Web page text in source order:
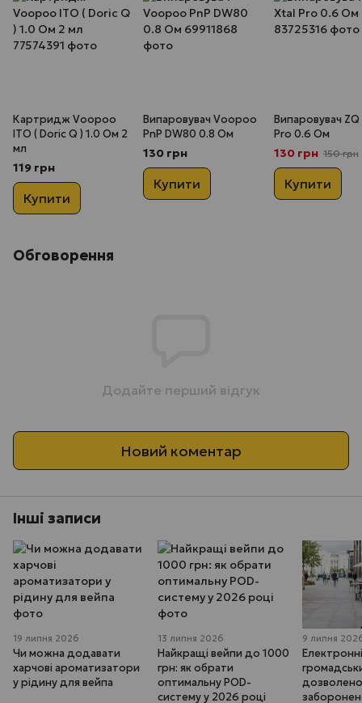
Картридж Voopoo
ITO ( Doric Q ) 1.0 Ом 2
мл
119 грн
Купити
Випаровувач Voopoo
PnP DW80 0.8 Ом
130 грн
Купити
Випаровувач
Pro 0.6 Ом
130 грн 150 грн
Купити
Обговорення
Додайте перший відгук
Новий коментар
Інші записи
19 липня 2026
Чи можна додавати
харчові ароматизатори
у рідину для вейпа
13 липня 2026
Найкращі вейпи до 1000
грн: як обрати
оптимальну POD-
систему у 2026 році
9 липня